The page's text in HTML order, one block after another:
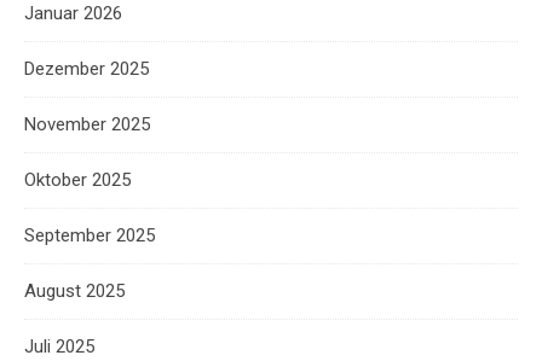
Januar 2026
Dezember 2025
November 2025
Oktober 2025
September 2025
August 2025
Juli 2025